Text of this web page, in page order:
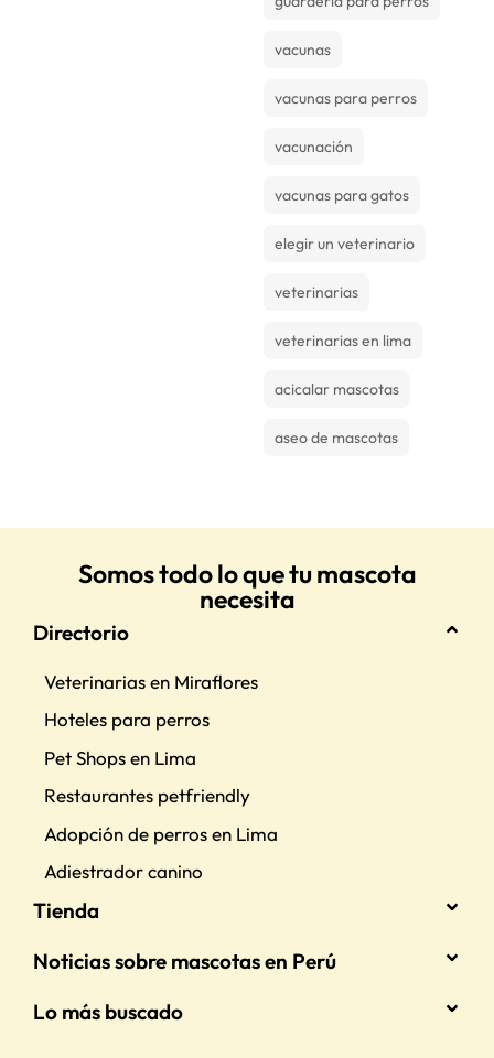
vacunas
vacunas para perros
vacunación
vacunas para gatos
elegir un veterinario
veterinarias
veterinarias en lima
acicalar mascotas
aseo de mascotas
Somos todo lo que tu mascota
necesita
Directorio
Veterinarias en Miraflores
Hoteles para perros
Pet Shops en Lima
Restaurantes petfriendly
Adopción de perros en Lima
Adiestrador canino
Tienda
Noticias sobre mascotas en Perú
Lo más buscado